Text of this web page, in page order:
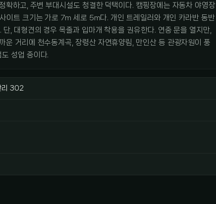
확하고, 주변 부대시설도 청결한 덕택이다. 캠핑장에는 자동차 야영장
이트 크기는 가로 7m 세로 5m다. 개인 트레일러와 개인 카라반 동반
, 대형견의 경우 목줄과 입마개 착용을 권유한다. 연중 문을 열지만,
운 거리에 천수동계곡, 장령산 자연휴양림, 만인산 등 관광자원이 풍
성업 중이다.
리 302